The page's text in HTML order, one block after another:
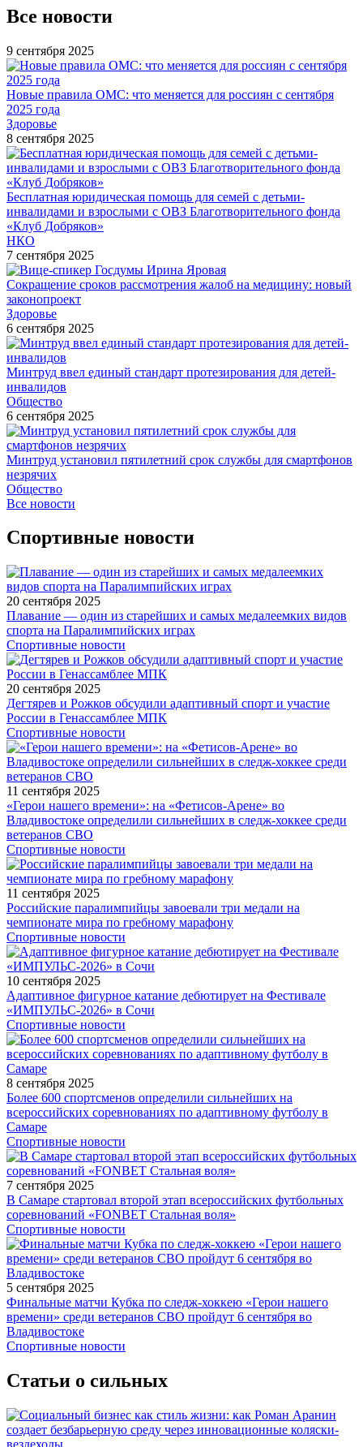
Все новости
9 сентября 2025
Новые правила ОМС: что меняется для россиян с сентября
2025 года
Здоровье
8 сентября 2025
Бесплатная юридическая помощь для семей с детьми-
инвалидами и взрослыми с ОВЗ Благотворительного фонда
«Клуб Добряков»
НКО
7 сентября 2025
Сокращение сроков рассмотрения жалоб на медицину: новый
законопроект
Здоровье
6 сентября 2025
Минтруд ввел единый стандарт протезирования для детей-
инвалидов
Общество
6 сентября 2025
Минтруд установил пятилетний срок службы для смартфонов
незрячих
Общество
Все новости
Спортивные новости
20 сентября 2025
Плавание — один из старейших и самых медалеемких видов
спорта на Паралимпийских играх
Спортивные новости
20 сентября 2025
Дегтярев и Рожков обсудили адаптивный спорт и участие
России в Генассамблее МПК
Спортивные новости
11 сентября 2025
«Герои нашего времени»: на «Фетисов-Арене» во
Владивостоке определили сильнейших в следж-хоккее среди
ветеранов СВО
Спортивные новости
11 сентября 2025
Российские паралимпийцы завоевали три медали на
чемпионате мира по гребному марафону
Спортивные новости
10 сентября 2025
Адаптивное фигурное катание дебютирует на Фестивале
«ИМПУЛЬС-2026» в Сочи
Спортивные новости
8 сентября 2025
Более 600 спортсменов определили сильнейших на
всероссийских соревнованиях по адаптивному футболу в
Самаре
Спортивные новости
7 сентября 2025
В Самаре стартовал второй этап всероссийских футбольных
соревнований «FONBET Стальная воля»
Спортивные новости
5 сентября 2025
Финальные матчи Кубка по следж-хоккею «Герои нашего
времени» среди ветеранов СВО пройдут 6 сентября во
Владивостоке
Спортивные новости
Статьи о сильных